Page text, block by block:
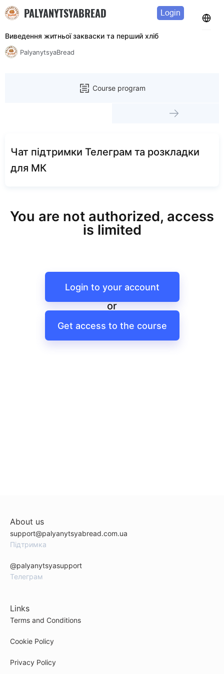
PALYANYTSYABREAD Login
Виведення житньої закваски та перший хліб
PalyanytsyaBread
Course program
Чат підтримки Телеграм та розкладки
для МК
You are not authorized, access
is limited
Login to your account
or
Get access to the course
About us
support@palyanytsyabread.com.ua
Підтримка
@palyanytsyasupport
Телеграм
Links
Terms and Conditions
Cookie Policy
Privacy Policy